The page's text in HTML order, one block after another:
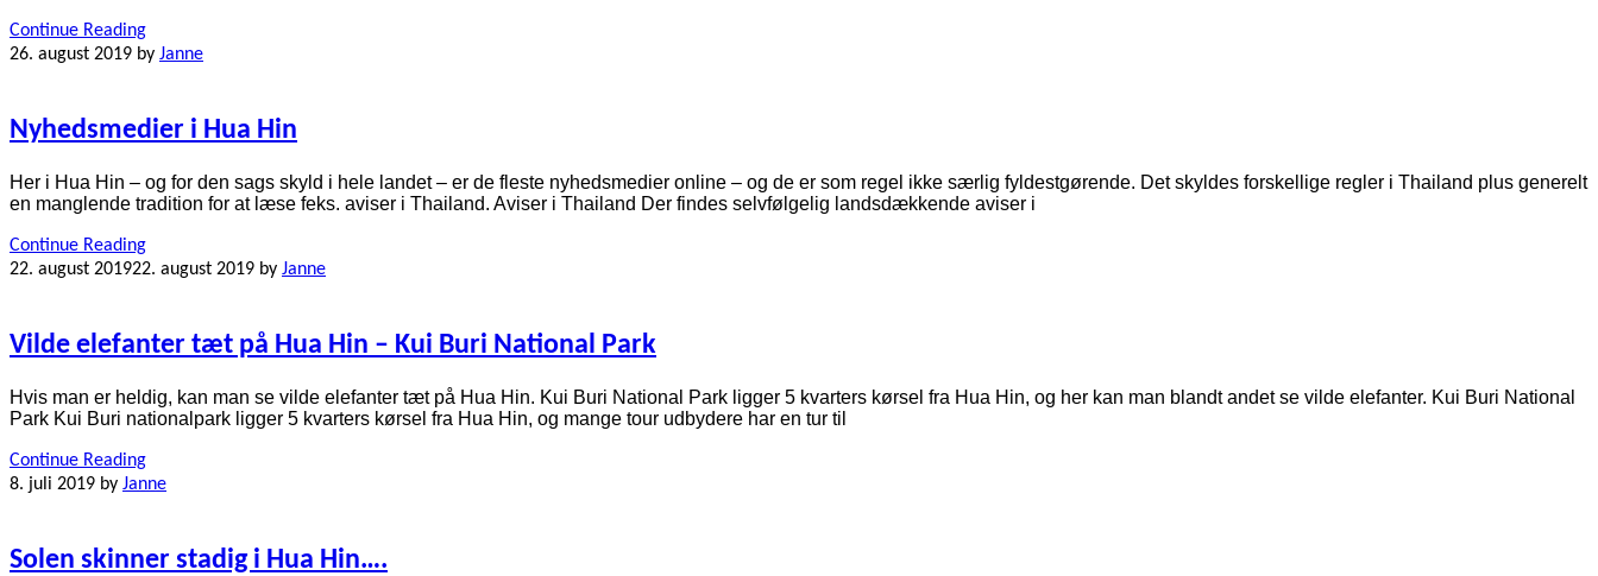
Continue Reading
26. august 2019 by Janne
Nyhedsmedier i Hua Hin
Her i Hua Hin – og for den sags skyld i hele landet – er de fleste nyhedsmedier online – og de er som regel ikke særlig fyldestgørende. Det skyldes forskellige regler i Thailand plus generelt
en manglende tradition for at læse feks. aviser i Thailand. Aviser i Thailand Der findes selvfølgelig landsdækkende aviser i
Continue Reading
22. august 201922. august 2019 by Janne
Vilde elefanter tæt på Hua Hin – Kui Buri National Park
Hvis man er heldig, kan man se vilde elefanter tæt på Hua Hin. Kui Buri National Park ligger 5 kvarters kørsel fra Hua Hin, og her kan man blandt andet se vilde elefanter. Kui Buri National
Park Kui Buri nationalpark ligger 5 kvarters kørsel fra Hua Hin, og mange tour udbydere har en tur til
Continue Reading
8. juli 2019 by Janne
Solen skinner stadig i Hua Hin….